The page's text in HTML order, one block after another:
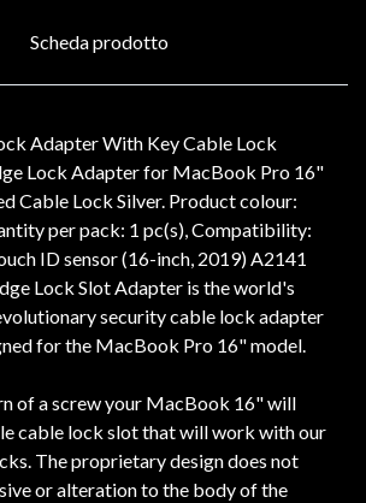
Scheda prodotto
Adapter With Key Cable Lock
Lock Adapter for MacBook Pro 16"
Cable Lock Silver. Product colour:
per pack: 1 pc(s), Compatibility:
ID sensor (16-inch, 2019) A2141
Lock Slot Adapter is the world's
security cable lock adapter
for the MacBook Pro 16" model.
of a screw your MacBook 16" will
cable lock slot that will work with our
The proprietary design does not
or alteration to the body of the